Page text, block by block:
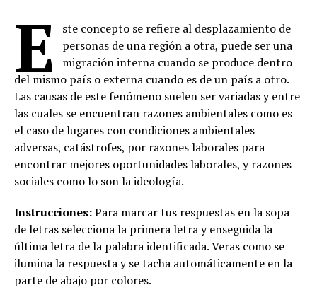
E
ste concepto se refiere al desplazamiento de
personas de una región a otra, puede ser una
migración interna cuando se produce dentro
del mismo país o externa cuando es de un país a otro.
Las causas de este fenómeno suelen ser variadas y entre
las cuales se encuentran razones ambientales como es
el caso de lugares con condiciones ambientales
adversas, catástrofes, por razones laborales para
encontrar mejores oportunidades laborales, y razones
sociales como lo son la ideología.
Instrucciones:Para marcar tus respuestas en la sopa
de letras selecciona la primera letra y enseguida la
última letra de la palabra identificada. Veras como se
ilumina la respuesta y se tacha automáticamente en la
parte de abajo por colores.